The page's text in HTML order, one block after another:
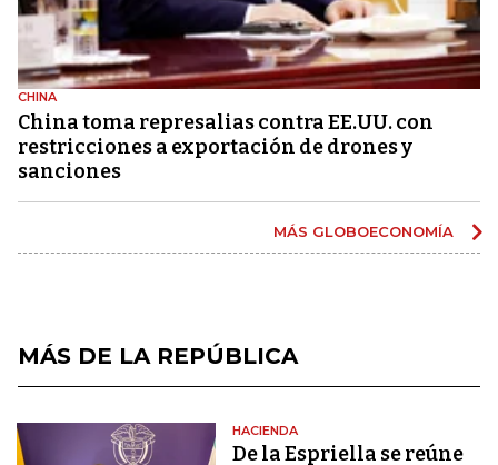
CHINA
China toma represalias contra EE.UU. con
restricciones a exportación de drones y
sanciones
MÁS GLOBOECONOMÍA
MÁS DE LA REPÚBLICA
HACIENDA
De la Espriella se reúne